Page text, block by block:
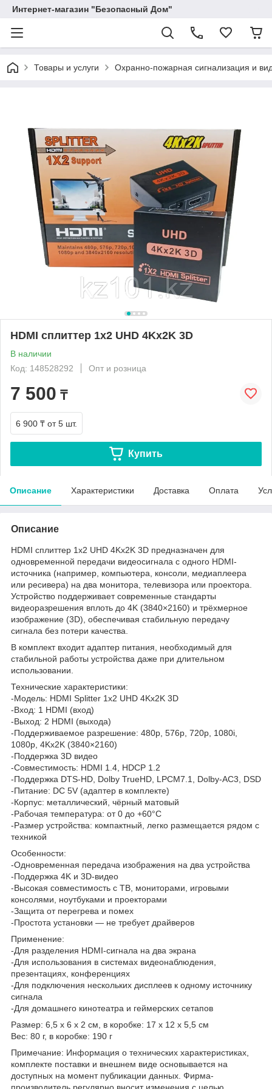
Интернет-магазин "Безопасный Дом"
Товары и услуги Охранно-пожарная сигнализация и
HDMI сплиттер 1x2 UHD 4Kx2K 3D
В наличии
Код: 148528292
Опт и розница
7 500 ₸
6 900 ₸ от 5 шт.
Купить
Описание Характеристики Доставка Оплата
Описание
HDMI сплиттер 1x2 UHD 4Kx2K 3D предназначен для
одновременной передачи видеосигнала с одного HDMI-
источника (например, компьютера, консоли, медиаплеера
или ресивера) на два монитора, телевизора или проектора.
Устройство поддерживает современные стандарты
видеоразрешения вплоть до 4K (3840×2160) и трёхмерное
изображение (3D), обеспечивая стабильную передачу
сигнала без потери качества.
В комплект входит адаптер питания, необходимый для
стабильной работы устройства даже при длительном
использовании.
Технические характеристики:
-Модель: HDMI Splitter 1x2 UHD 4Kx2K 3D
-Вход: 1 HDMI (вход)
-Выход: 2 HDMI (выхода)
-Поддерживаемое разрешение: 480p, 576p, 720p, 1080i,
1080p, 4Kx2K (3840×2160)
-Поддержка 3D видео
-Совместимость: HDMI 1.4, HDCP 1.2
-Поддержка DTS-HD, Dolby TrueHD, LPCM7.1, Dolby-AC3, DSD
-Питание: DC 5V (адаптер в комплекте)
-Корпус: металлический, чёрный матовый
-Рабочая температура: от 0 до +60°C
-Размер устройства: компактный, легко размещается рядом с
техникой
Особенности:
-Одновременная передача изображения на два устройства
-Поддержка 4K и 3D-видео
-Высокая совместимость с ТВ, мониторами, игровыми
консолями, ноутбуками и проекторами
-Защита от перегрева и помех
-Простота установки — не требует драйверов
Применение:
-Для разделения HDMI-сигнала на два экрана
-Для использования в системах видеонаблюдения,
презентациях, конференциях
-Для подключения нескольких дисплеев к одному источнику
сигнала
-Для домашнего кинотеатра и геймерских сетапов
Размер: 6,5 х 6 х 2 см, в коробке: 17 х 12 х 5,5 см
Вес: 80 г, в коробке: 190 г
Примечание: Информация о технических характеристиках,
комплекте поставки и внешнем виде основывается на
доступных на момент публикации данных. Фирма-
производитель регулярно вносит изменения с целью